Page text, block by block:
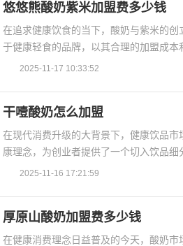
悠悠熊酸奶紫米加盟费多少钱
在追求健康饮食的当下，酸奶与紫米的
于健康轻食的品牌，以其合理的加盟成本
2025-11-17 10:33:52
干噎酸奶怎么加盟
在现代消费升级的大背景下，健康饮品
康理念，为创业者提供了一个切入饮品细
2025-11-16 17:21:59
厚原山酸奶加盟费多少钱
在健康消费理念日益普及的今天，酸奶